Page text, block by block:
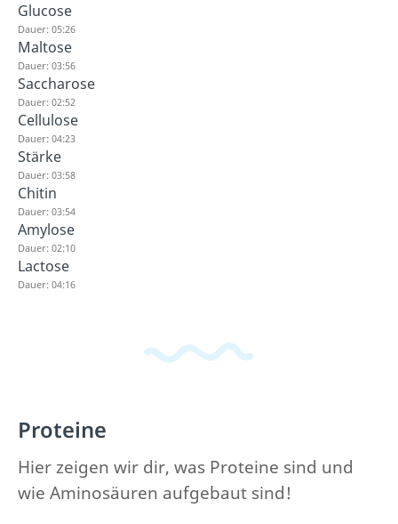
Glucose
Dauer: 05:26
Maltose
Dauer: 03:56
Saccharose
Dauer: 02:52
Cellulose
Dauer: 04:23
Stärke
Dauer: 03:58
Chitin
Dauer: 03:54
Amylose
Dauer: 02:10
Lactose
Dauer: 04:16
Proteine
Hier zeigen wir dir, was Proteine sind und
wie Aminosäuren aufgebaut sind!